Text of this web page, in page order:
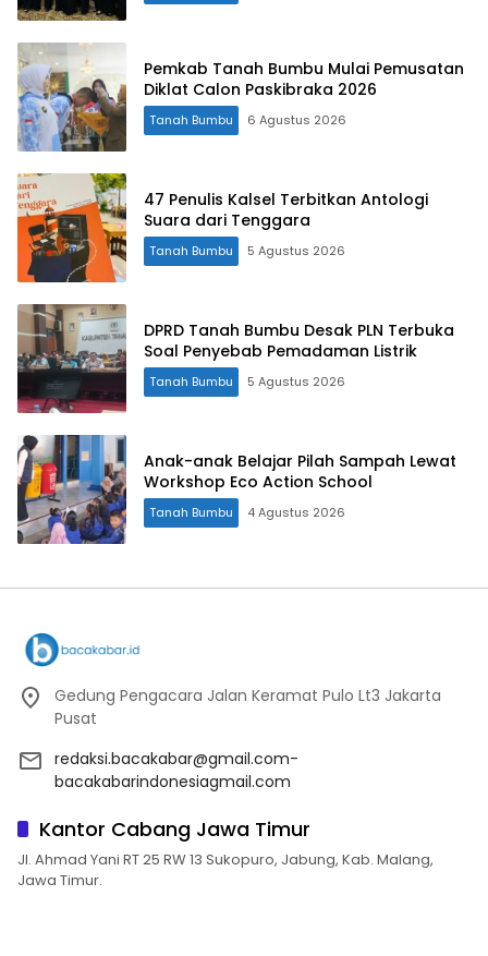
Pemkab Tanah Bumbu Mulai Pemusatan
Diklat Calon Paskibraka 2026
Tanah Bumbu 6 Agustus 2026
47 Penulis Kalsel Terbitkan Antologi
Suara dari Tenggara
Tanah Bumbu 5 Agustus 2026
DPRD Tanah Bumbu Desak PLN Terbuka
Soal Penyebab Pemadaman Listrik
Tanah Bumbu 5 Agustus 2026
Anak-anak Belajar Pilah Sampah Lewat
Workshop Eco Action School
Tanah Bumbu 4 Agustus 2026
Gedung Pengacara Jalan Keramat Pulo Lt3 Jakarta
Pusat
redaksi.bacakabar@gmail.com-
bacakabarindonesiagmail.com
Kantor Cabang Jawa Timur
Jl. Ahmad Yani RT 25 RW 13 Sukopuro, Jabung, Kab. Malang,
Jawa Timur.